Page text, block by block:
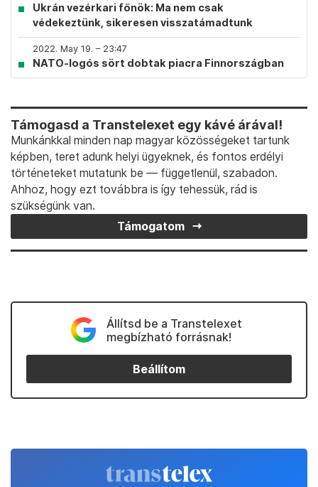
Ukrán vezérkari főnök: Ma nem csak
védekeztünk, sikeresen visszatámadtunk
2022. May 19. – 23:47
NATO-logós sört dobtak piacra Finnországban
Támogasd a Transtelexet egy kávé árával!
Munkánkkal minden nap magyar közösségeket tartunk
képben, teret adunk helyi ügyeknek, és fontos erdélyi
történeteket mutatunk be — függetlenül, szabadon.
Ahhoz, hogy ezt továbbra is így tehessük, rád is
szükségünk van.
Támogatom
Állítsd be a Transtelexet
megbízható forrásnak!
Beállítom